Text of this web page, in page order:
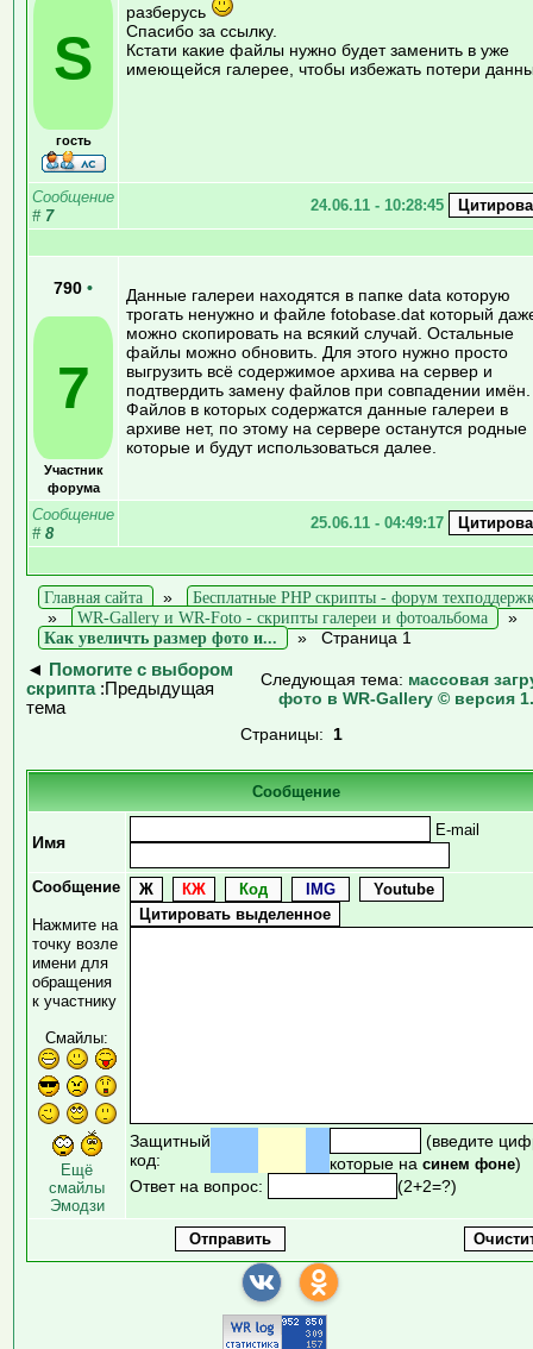
S
гость
разберусь
Спасибо за ссылку.
Кстати какие файлы нужно будет заменить в уже
имеющейся галерее, чтобы избежать потери
Сообщение
# 7
24.06.11 - 10:28:45
790 •
7
Участник
форума
Данные галереи находятся в папке data которую
трогать ненужно и файле fotobase.dat который
можно скопировать на всякий случай. Остальные
файлы можно обновить. Для этого нужно просто
выгрузить всё содержимое архива на сервер и
подтвердить замену файлов при совпадении имён.
Файлов в которых содержатся данные галереи в
архиве нет, по этому на сервере останутся родные
которые и будут использоваться далее.
Сообщение
# 8
25.06.11 - 04:49:17
Главная сайта »
Бесплатные PHP скрипты - форум
»
WR-Gallery и WR-Foto - скрипты галереи и фотоальбома
»
Как увеличть размер фото и...
» Страница 1
◄
Помогите с выбором
скрипта:Предыдущая
тема
Следующая тема: массовая
фото в WR-Gallery © версия
Страницы: 1
Сообщение
Имя
E-mail
Сообщение
Нажмите на
точку возле
имени для
обращения
к участнику
Смайлы:
Ещё
смайлы
Эмодзи
Защитный
код:
(введите
которые на синем фоне)
Ответ на вопрос:
(2+2=?)